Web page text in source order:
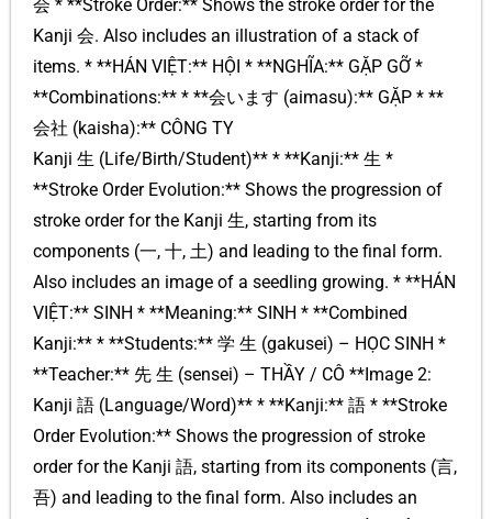
会 * **Stroke Order:** Shows the stroke order for the
Kanji 会. Also includes an illustration of a stack of
items. * **HÁN VIỆT:** HỘI * **NGHĨA:** GẶP GỠ *
**Combinations:** * **会います (aimasu):** GẶP * **
会社 (kaisha):** CÔNG TY
Kanji 生 (Life/Birth/Student)** * **Kanji:** 生 *
**Stroke Order Evolution:** Shows the progression of
stroke order for the Kanji 生, starting from its
components (一, 十, 土) and leading to the final form.
Also includes an image of a seedling growing. * **HÁN
VIỆT:** SINH * **Meaning:** SINH * **Combined
Kanji:** * **Students:** 学 生 (gakusei) – HỌC SINH *
**Teacher:** 先 生 (sensei) – THẦY / CÔ **Image 2:
Kanji 語 (Language/Word)** * **Kanji:** 語 * **Stroke
Order Evolution:** Shows the progression of stroke
order for the Kanji 語, starting from its components (言,
吾) and leading to the final form. Also includes an